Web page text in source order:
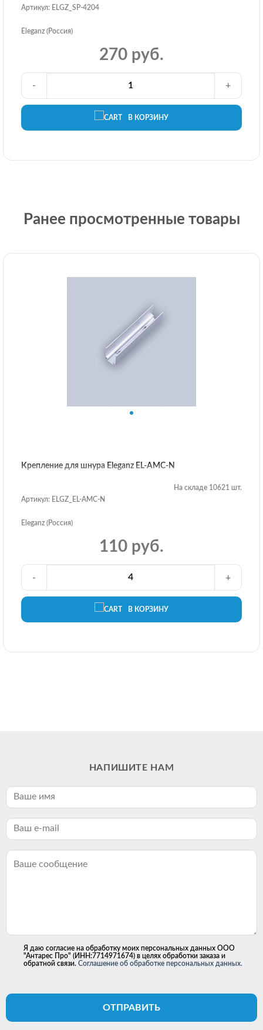
Артикул: ELGZ_SP-4204
Eleganz (Россия)
270 руб.
В КОРЗИНУ
- +
Ранее просмотренные товары
Крепление для шнура Eleganz EL-AMC-N
На складе 10621 шт.
Артикул: ELGZ_EL-AMC-N
Eleganz (Россия)
110 руб.
В КОРЗИНУ
- +
НАПИШИТЕ НАМ
Я даю согласие на обработку моих персональных данных ООО
"Антарес Про" (ИНН:7714971674) в целях обработки заказа и
обратной связи. Соглашение об обработке персональных данных.
ОТПРАВИТЬ